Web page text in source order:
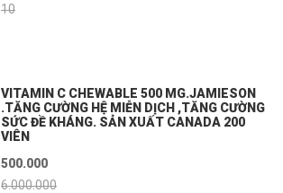
10
VITAMIN C CHEWABLE 500 MG.JAMIESON
.TĂNG CƯỜNG HỆ MIỄN DỊCH ,TĂNG CƯỜNG
SỨC ĐỀ KHÁNG. SẢN XUẤT CANADA 200
VIÊN
500.000
6.000.000